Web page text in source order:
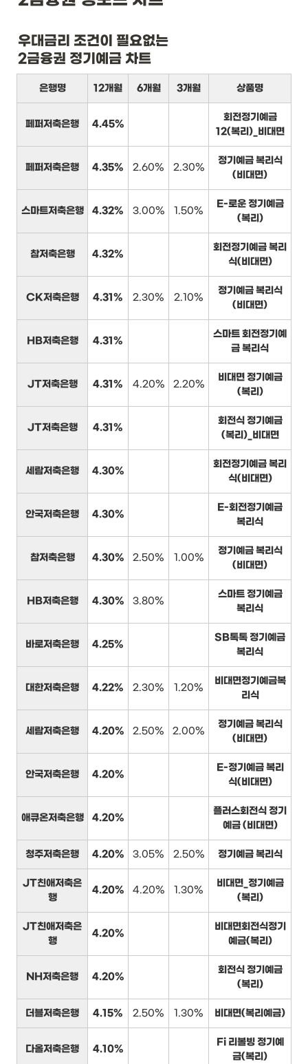
우대금리 조건이 필요없는
2금융권 정기예금 차트
은행명 12개월 6개월 3개월 상품명
페퍼저축은행 4.45%
회전정기예금
12(복리)_비대면
페퍼저축은행 4.35% 2.60% 2.30%
정기예금 복리식
(비대면)
스마트저축은행 4.32% 3.00% 1.50%
E-로운 정기예금
(복리)
참저축은행 4.32%
회전정기예금 복리
식(비대면)
CK저축은행 4.31% 2.30% 2.10%
정기예금 복리식
(비대면)
HB저축은행 4.31%
스마트 회전정기예
금 복리식
JT저축은행 4.31% 4.20% 2.20%
비대면 정기예금
(복리)
JT저축은행 4.31%
회전식 정기예금
(복리)_비대면
세람저축은행 4.30%
회전정기예금 복리
식(비대면)
안국저축은행 4.30%
E-회전정기예금
복리식
참저축은행 4.30% 2.50% 1.00%
정기예금 복리식
(비대면)
HB저축은행 4.30% 3.80%
스마트 정기예금
복리식
바로저축은행 4.25%
SB톡톡 정기예금
복리식
대한저축은행 4.22% 2.30% 1.20%
비대면정기예금복
리식
세람저축은행 4.20% 2.50% 2.00%
정기예금 복리식
(비대면)
안국저축은행 4.20%
E-정기예금 복리
식(비대면)
애큐온저축은행 4.20%
플러스회전식 정기
예금 (비대면)
청주저축은행 4.20% 3.05% 2.50% 정기예금 복리식
JT친애저축은
행
4.20% 4.20% 1.30%
비대면_정기예금
(복리)
JT친애저축은
행
4.20%
비대면회전식정기
예금(복리)
NH저축은행 4.20%
회전식 정기예금
(복리)
더블저축은행 4.15% 2.50% 1.30% 비대면(복리예금)
다올저축은행 4.10%
Fi 리볼빙 정기예
금(복리)